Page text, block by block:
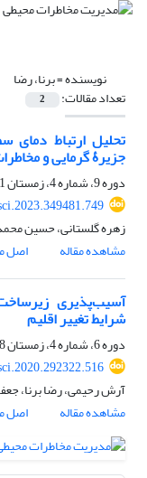
نویسنده =برنا، رضا
تعداد مقالات: 2
تحلیل ارتباط
جزیرۀ گرمایی و
دوره 9، شماره 4، زمستان 1401، صفحه
زهره گلستانی، حسین
مشاهده مقاله
اصل
آسیب‌پذیری
شرایط تغییر اقلیم
دوره 6، شماره 4، زمستان 1398، صفحه
آرش رحیمی، رضا برنا،
مشاهده مقاله
اصل